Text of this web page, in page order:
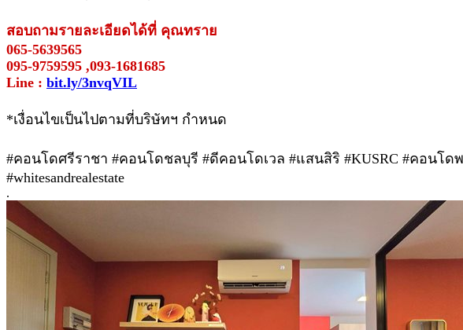
สอบถามรายละเอียดได้ที่ คุณทราย
065-5639565
095-9759595 ,093-1681685
Line : bit.ly/3nvqVIL
*เงื่อนไขเป็นไปตามที่บริษัทฯ กำหนด
#คอนโดศรีราชา #คอนโดชลบุรี #ดีคอนโดเวล #แสนสิริ #KUSRC #คอนโ
#whitesandrealestate
.